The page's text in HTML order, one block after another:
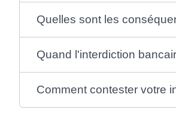
Quelles sont les
Quand l'interdiction
Comment contester votre